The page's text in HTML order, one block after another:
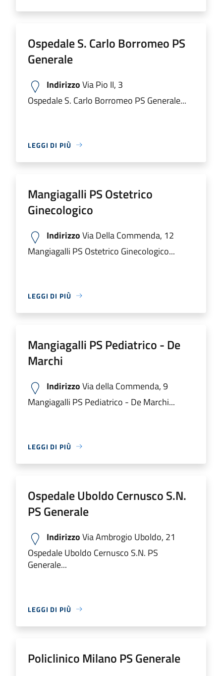
Ospedale S. Carlo Borromeo PS
Generale
IndirizzoVia Pio II, 3
Ospedale S. Carlo Borromeo PS Generale...
LEGGI DI PIÙ
Mangiagalli PS Ostetrico
Ginecologico
IndirizzoVia Della Commenda, 12
Mangiagalli PS Ostetrico Ginecologico...
LEGGI DI PIÙ
Mangiagalli PS Pediatrico - De
Marchi
IndirizzoVia della Commenda, 9
Mangiagalli PS Pediatrico - De Marchi...
LEGGI DI PIÙ
Ospedale Uboldo Cernusco S.N.
PS Generale
IndirizzoVia Ambrogio Uboldo, 21
Ospedale Uboldo Cernusco S.N. PS
Generale...
LEGGI DI PIÙ
Policlinico Milano PS Generale